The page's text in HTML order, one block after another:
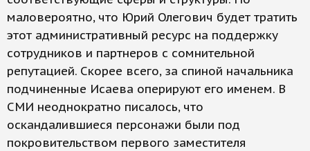
маловероятно, что Юрий Олегович будет тратить
этот административный ресурс на поддержку
сотрудников и партнеров с сомнительной
репутацией. Скорее всего, за спиной начальника
подчиненные Исаева оперируют его именем. В
СМИ неоднократно писалось, что
оскандалившиеся персонажи были под
покровительством первого заместителя